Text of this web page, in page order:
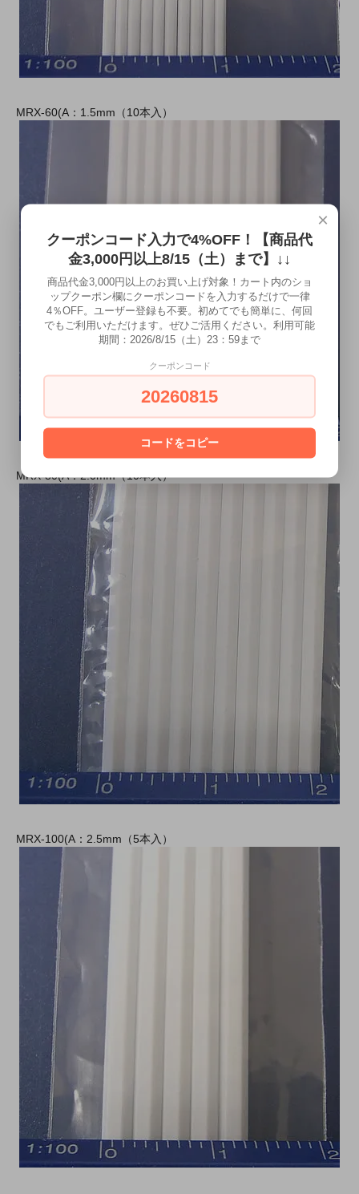
MRX-60(A：1.5mm（10本入）
MRX-80(A：2.0mm（10本入）
MRX-100(A：2.5mm（5本入）
×
クーポンコード入力で4%OFF！【商品代
金3,000円以上8/15（土）まで】↓↓
商品代金3,000円以上のお買い上げ対象！カート内のショ
ップクーポン欄にクーポンコードを入力するだけで一律
4％OFF。ユーザー登録も不要。初めてでも簡単に、何回
でもご利用いただけます。ぜひご活用ください。利用可能
期間：2026/8/15（土）23：59まで
クーポンコード
20260815
コードをコピー